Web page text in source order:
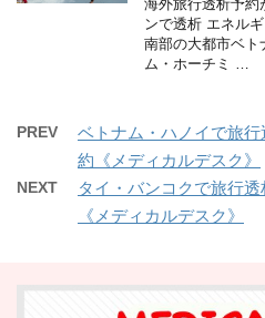
海外旅行透析予約
ンで透析 エネル
南部の大都市ベト
ム・ホーチミ …
PREV
ベトナム・ハノイで旅
約《メディカルデスク》
NEXT
タイ・バンコクで旅行
《メディカルデスク》